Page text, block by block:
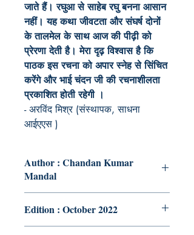
जाते हैं। रघुआ से साहेब रघु बनना आसान
नहीं। यह कथा जीवटता और संघर्ष दोनों
के तालमेल के साथ आज की पीढ़ी को
प्रेरणा देती है। मेरा दृढ़ विश्वास है कि
पाठक इस रचना को अपार स्नेह से सिंचित
करेंगे और भाई चंदन जी की रचनाशीलता
प्रकाशित होती रहेगी ।
- अरविंद मिश्र (संस्थापक, साधना
आईएएस )
Author : Chandan Kumar
Mandal
Edition : October 2022